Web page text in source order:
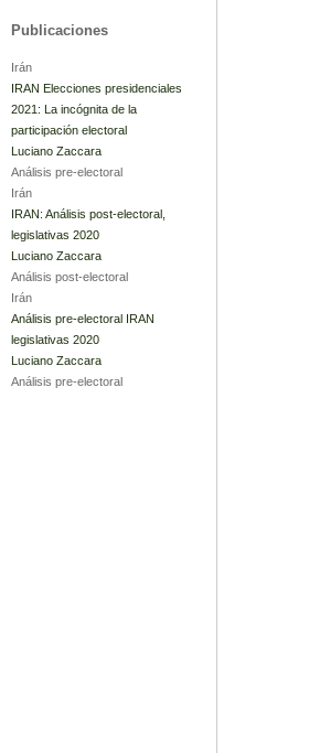
Publicaciones
Irán
IRAN Elecciones presidenciales
2021: La incógnita de la
participación electoral
Luciano Zaccara
Análisis pre-electoral
Irán
IRAN: Análisis post-electoral,
legislativas 2020
Luciano Zaccara
Análisis post-electoral
Irán
Análisis pre-electoral IRAN
legislativas 2020
Luciano Zaccara
Análisis pre-electoral